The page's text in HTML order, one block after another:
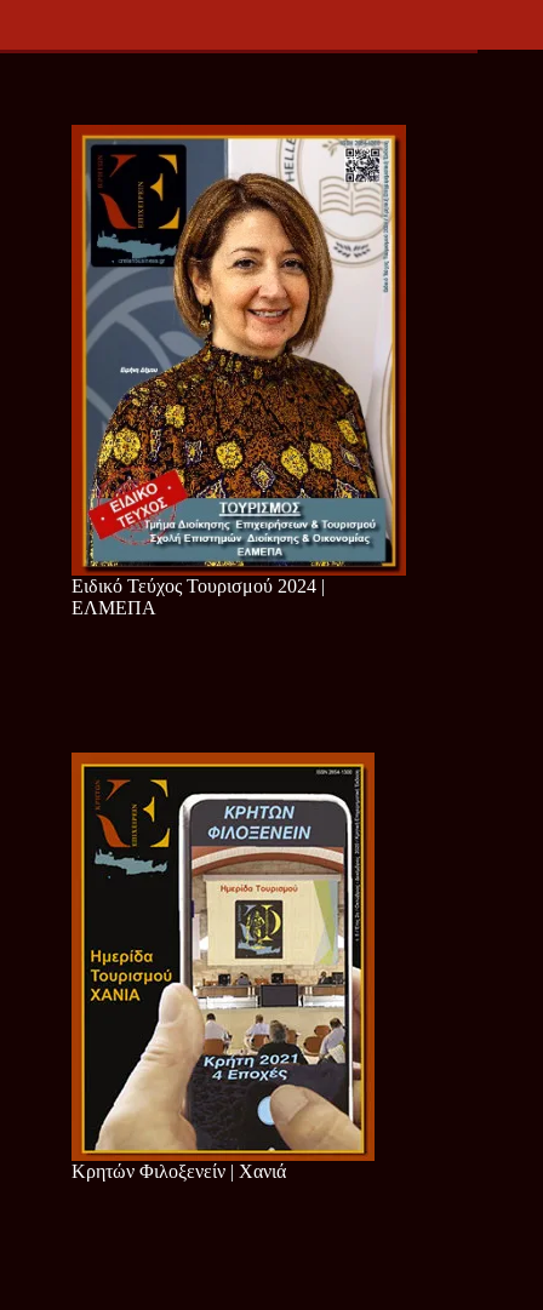
Ειδικό Τεύχος Τουρισμού 2024 |
ΕΛΜΕΠΑ
Κρητών Φιλοξενείν | Χανιά